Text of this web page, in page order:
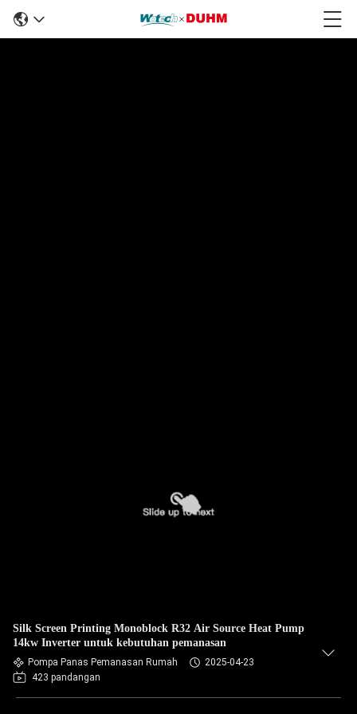
Silk Screen Printing Monoblock R32 Air Source Heat Pump
14kw Inverter untuk kebutuhan pemanasan
Pompa Panas Pemanasan Rumah
2025-04-23
423 pandangan